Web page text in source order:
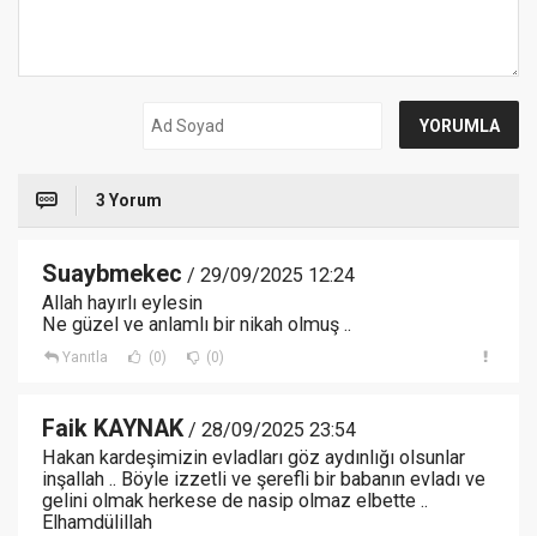
3 Yorum
Suaybmekec / 29/09/2025 12:24
Allah hayırlı eylesin
Ne güzel ve anlamlı bir nikah olmuş ..
Yanıtla (0) (0)
Faik KAYNAK/ 28/09/2025 23:54
Hakan kardeşimizin evladları göz aydınlığı olsunlar
inşallah .. Böyle izzetli ve şerefli bir babanın evladı ve
gelini olmak herkese de nasip olmaz elbette ..
Elhamdülillah